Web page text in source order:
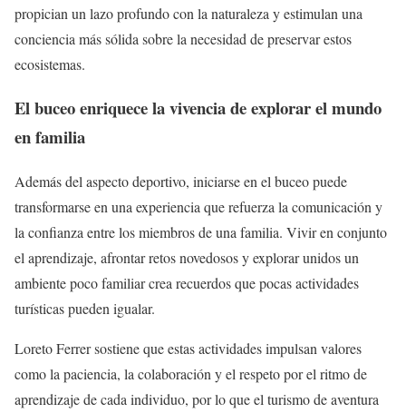
propician un lazo profundo con la naturaleza y estimulan una
conciencia más sólida sobre la necesidad de preservar estos
ecosistemas.
El buceo enriquece la vivencia de explorar el mundo
en familia
Además del aspecto deportivo, iniciarse en el buceo puede
transformarse en una experiencia que refuerza la comunicación y
la confianza entre los miembros de una familia. Vivir en conjunto
el aprendizaje, afrontar retos novedosos y explorar unidos un
ambiente poco familiar crea recuerdos que pocas actividades
turísticas pueden igualar.
Loreto Ferrer sostiene que estas actividades impulsan valores
como la paciencia, la colaboración y el respeto por el ritmo de
aprendizaje de cada individuo, por lo que el turismo de aventura